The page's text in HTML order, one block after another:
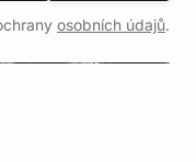
osobních údajů.